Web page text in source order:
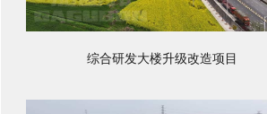
综合研发大楼升级改造项目